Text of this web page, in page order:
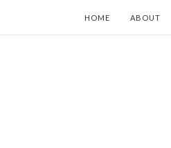
HOME ABOUT